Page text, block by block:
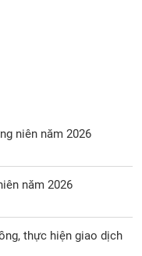
niên năm 2026
năm 2026
thực hiện giao dịch